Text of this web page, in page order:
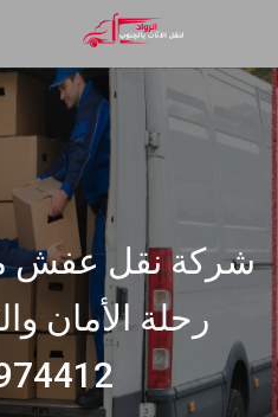
شركة نقل عفش
رحلة الأمان